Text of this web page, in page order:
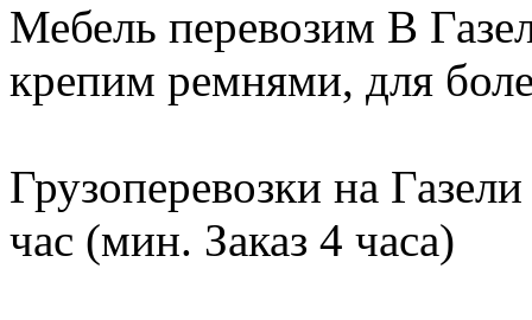
Мебель перевозим В
крепим ремнями, для
Грузоперевозки на
час (мин. Заказ 4 часа)